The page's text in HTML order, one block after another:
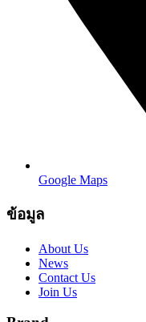
Google Maps
ข้อมูล
About Us
News
Contact Us
Join Us